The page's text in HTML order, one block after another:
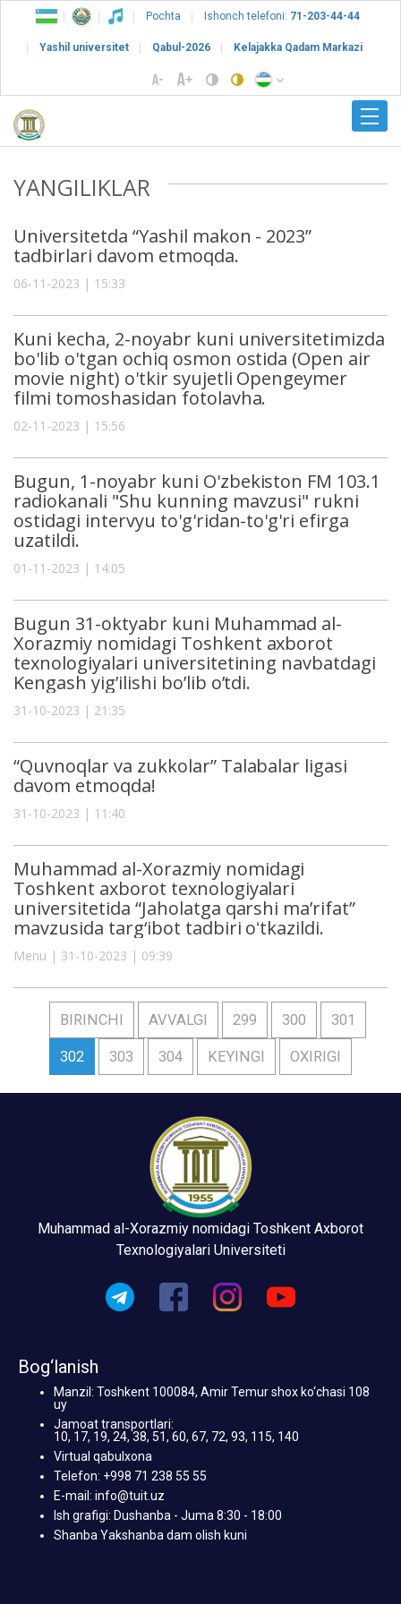
Pochta Ishonch telefoni: 71-203-44-44
Yashil universitet Qabul-2026 Kelajakka Qadam Markazi
YANGILIKLAR
Universitetda “Yashil makon - 2023”
tadbirlari davom etmoqda.
06-11-2023 | 15:33
Kuni kecha, 2-noyabr kuni universitetimizda
bo'lib o'tgan ochiq osmon ostida (Open air
movie night) o'tkir syujetli Opengeymer
filmi tomoshasidan fotolavha.
02-11-2023 | 15:56
Bugun, 1-noyabr kuni O'zbekiston FM 103.1
radiokanali "Shu kunning mavzusi" rukni
ostidagi intervyu to'g'ridan-to'g'ri efirga
uzatildi.
01-11-2023 | 14:05
Bugun 31-oktyabr kuni Muhammad al-
Xorazmiy nomidagi Toshkent axborot
texnologiyalari universitetining navbatdagi
Kengash yigʼilishi boʼlib oʼtdi.
31-10-2023 | 21:35
“Quvnoqlar va zukkolar” Talabalar ligasi
davom etmoqda!
31-10-2023 | 11:40
Muhammad al-Xorazmiy nomidagi
Toshkent axborot texnologiyalari
universitetida “Jaholatga qarshi ma’rifat”
mavzusida targ‘ibot tadbiri oʻtkazildi.
Menu | 31-10-2023 | 09:39
BIRINCHI AVVALGI 299 300 301
302 303 304 KEYINGI OXIRIGI
Muhammad al-Xorazmiy nomidagi Toshkent Axborot
Texnologiyalari Universiteti
Bog‘lanish
Manzil: Toshkent 100084, Amir Temur shox ko‘chasi 108
uy
Jamoat transportlari:
10, 17, 19, 24, 38, 51, 60, 67, 72, 93, 115, 140
Virtual qabulxona
Telefon: +998 71 238 55 55
E-mail: info@tuit.uz
Ish grafigi: Dushanba - Juma 8:30 - 18:00
Shanba Yakshanba dam olish kuni